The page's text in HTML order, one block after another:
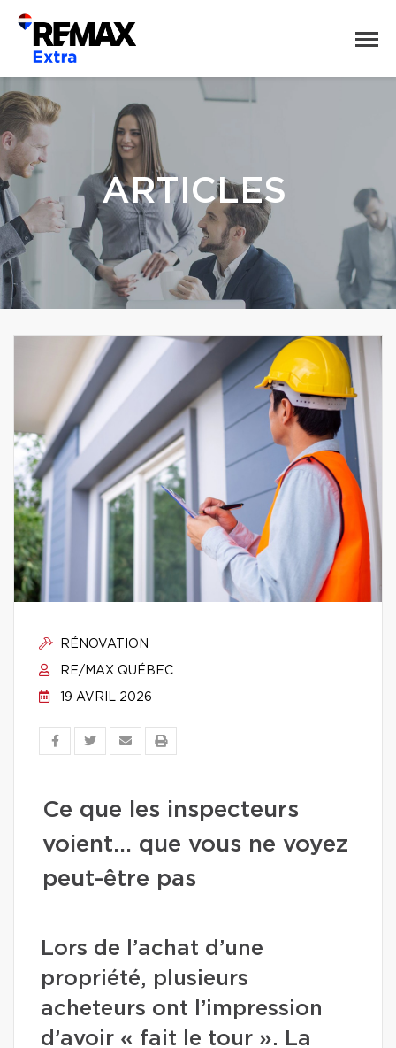
ARTICLES
RÉNOVATION
RE/MAX QUÉBEC
19 AVRIL 2026
Ce que les inspecteurs
voient… que vous ne voyez
peut-être pas
Lors de l’achat d’une
propriété, plusieurs
acheteurs ont l’impression
d’avoir « fait le tour ». La